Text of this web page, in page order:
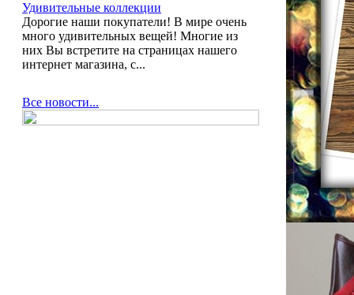
Удивительные коллекции
Дорогие наши покупатели! В мире очень
много удивительных вещей! Многие из
них Вы встретите на страницах нашего
интернет магазина, с...
Все новости...